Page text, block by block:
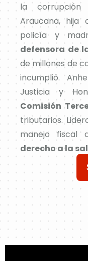
la corrupción
Araucana, hija
policía y
defensora de
de millones de
incumplió.
Justicia y
Comisión
tributarios.
manejo fiscal
derecho a la